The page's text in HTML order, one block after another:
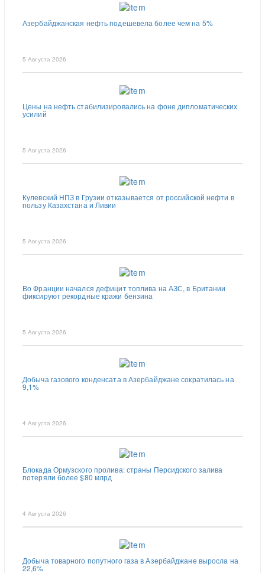
Азербайджанская нефть подешевела более чем на 5%
5 Августа 2026
Цены на нефть стабилизировались на фоне дипломатических
усилий
5 Августа 2026
Кулевский НПЗ в Грузии отказывается от российской нефти в
пользу Казахстана и Ливии
5 Августа 2026
Во Франции начался дефицит топлива на АЗС, в Британии
фиксируют рекордные кражи бензина
5 Августа 2026
Добыча газового конденсата в Азербайджане сократилась на
9,1%
4 Августа 2026
Блокада Ормузского пролива: страны Персидского залива
потеряли более $80 млрд
4 Августа 2026
Добыча товарного попутного газа в Азербайджане выросла на
22,6%